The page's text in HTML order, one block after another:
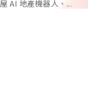
AI 地產機器人、...